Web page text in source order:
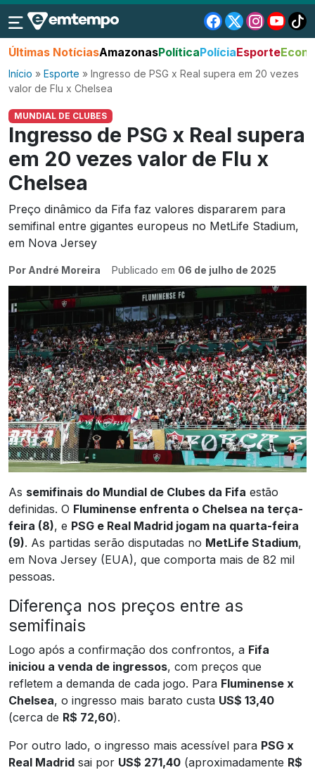
Últimas NotíciasAmazonasPolíticaPolíciaEsporte
Início » Esporte » Ingresso de PSG x Real supera em 20 vezes
valor de Flu x Chelsea
MUNDIAL DE CLUBES
Ingresso de PSG x Real supera
em 20 vezes valor de Flu x
Chelsea
Preço dinâmico da Fifa faz valores dispararem para
semifinal entre gigantes europeus no MetLife Stadium,
em Nova Jersey
Por André Moreira Publicado em 06 de julho de 2025
As semifinais do Mundial de Clubes da Fifa estão
definidas. O Fluminense enfrenta o Chelsea na terça-
feira (8), e PSG e Real Madrid jogam na quarta-feira
(9). As partidas serão disputadas no MetLife Stadium,
em Nova Jersey (EUA), que comporta mais de 82 mil
pessoas.
Diferença nos preços entre as
semifinais
Logo após a confirmação dos confrontos, a Fifa
iniciou a venda de ingressos, com preços que
refletem a demanda de cada jogo. Para Fluminense x
Chelsea, o ingresso mais barato custa US$ 13,40
(cerca de R$ 72,60).
Por outro lado, o ingresso mais acessível para PSG x
Real Madrid sai por US$ 271,40 (aproximadamente R$